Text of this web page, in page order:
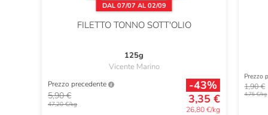
DAL 07/07 AL 02/09
FILETTO TONNO SOTT'OLIO
125g
Vicente Marino
Prezzo precedente
5,90 €
47,20 €/kg
-43%
3,35 €
26,80 €/kg
Prezzo
1,90 €
4,75 €/kg